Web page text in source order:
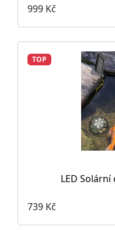
999 Kč
TOP
LED
739 Kč